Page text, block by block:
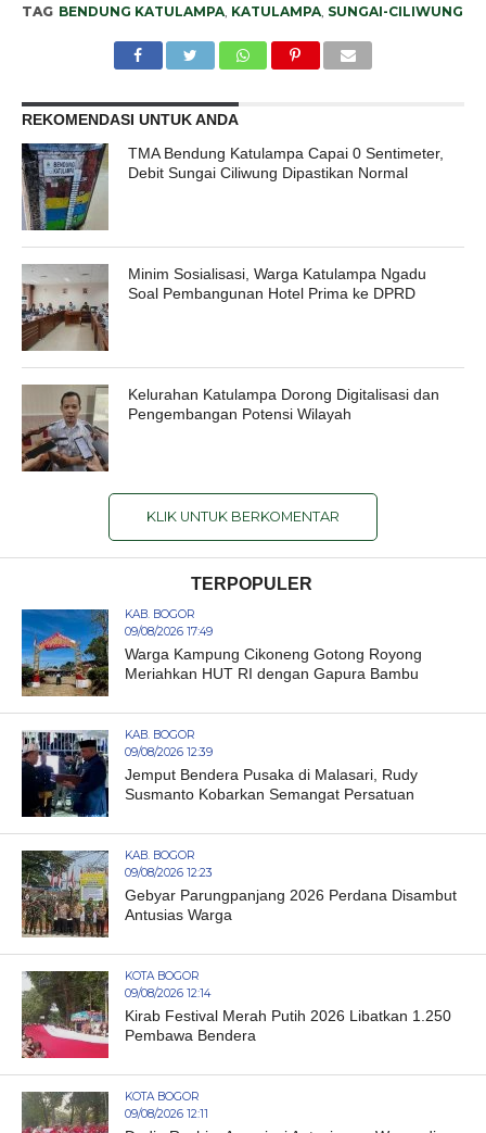
TAG BENDUNG KATULAMPA, KATULAMPA, SUNGAI-CILIWUNG
REKOMENDASI UNTUK ANDA
TMA Bendung Katulampa Capai 0 Sentimeter,
Debit Sungai Ciliwung Dipastikan Normal
Minim Sosialisasi, Warga Katulampa Ngadu
Soal Pembangunan Hotel Prima ke DPRD
Kelurahan Katulampa Dorong Digitalisasi dan
Pengembangan Potensi Wilayah
KLIK UNTUK BERKOMENTAR
TERPOPULER
KAB. BOGOR
09/08/2026 17:49
Warga Kampung Cikoneng Gotong Royong
Meriahkan HUT RI dengan Gapura Bambu
KAB. BOGOR
09/08/2026 12:39
Jemput Bendera Pusaka di Malasari, Rudy
Susmanto Kobarkan Semangat Persatuan
KAB. BOGOR
09/08/2026 12:23
Gebyar Parungpanjang 2026 Perdana Disambut
Antusias Warga
KOTA BOGOR
09/08/2026 12:14
Kirab Festival Merah Putih 2026 Libatkan 1.250
Pembawa Bendera
KOTA BOGOR
09/08/2026 12:11